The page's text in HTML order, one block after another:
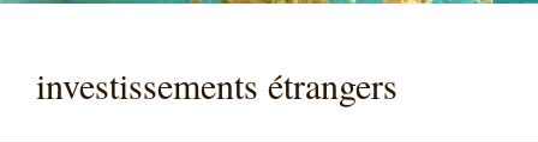
investissements étrangers